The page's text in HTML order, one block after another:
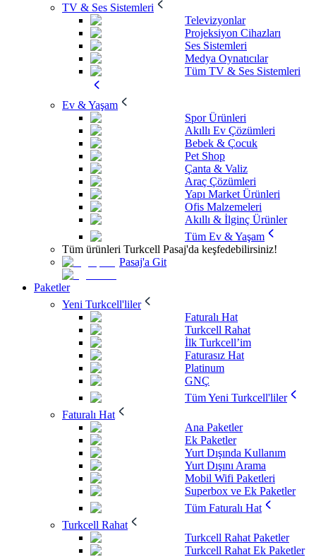
TV & Ses Sistemleri
Televizyonlar
Projeksiyon Cihazları
Ses Sistemleri
Medya Oynatıcılar
Tüm TV & Ses Sistemleri
Ev & Yaşam
Spor Ürünleri
Akıllı Ev Çözümleri
Bebek & Çocuk
Pet Shop
Çanta & Valiz
Araç Çözümleri
Yapı Market Ürünleri
Ofis Malzemeleri
Akıllı & İlginç Ürünler
Tüm Ev & Yaşam
Tüm ürünleri Turkcell Pasaj'da keşfedebilirsiniz!
Pasaj'a Git
Paketler
Yeni Turkcell'liler
Faturalı Hat
Turkcell Rahat
İlk Turkcell’im
Faturasız Hat
Platinum
GNÇ
Tüm Yeni Turkcell'liler
Faturalı Hat
Ana Paketler
Ek Paketler
Yurt Dışında Kullanım
Yurt Dışını Arama
Mobil Wifi Paketleri
Superbox ve Ek Paketler
Tüm Faturalı Hat
Turkcell Rahat
Turkcell Rahat Paketler
Turkcell Rahat Ek Paketler